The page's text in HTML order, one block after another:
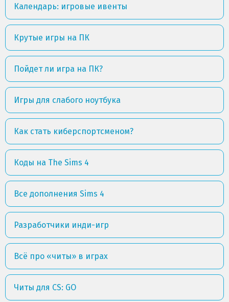
Календарь: игровые ивенты
Крутые игры на ПК
Пойдет ли игра на ПК?
Игры для слабого ноутбука
Как стать киберспортсменом?
Коды на The Sims 4
Все дополнения Sims 4
Разработчики инди-игр
Всё про «читы» в играх
Читы для CS: GO